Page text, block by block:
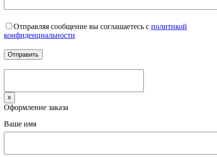
Отправляя сообщение вы соглашаетесь с политикой
конфиденциальности
x
Оформление заказа
Ваше имя